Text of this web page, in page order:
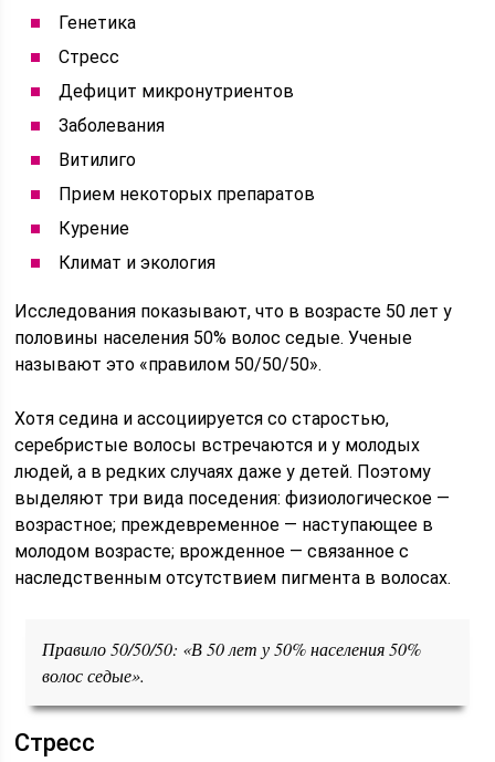
Генетика
Стресс
Дефицит микронутриентов
Заболевания
Витилиго
Прием некоторых препаратов
Курение
Климат и экология
Исследования показывают, что в возрасте 50 лет у
половины населения 50% волос седые. Ученые
называют это «правилом 50/50/50».
Хотя седина и ассоциируется со старостью,
серебристые волосы встречаются и у молодых
людей, а в редких случаях даже у детей. Поэтому
выделяют три вида поседения: физиологическое —
возрастное; преждевременное — наступающее в
молодом возрасте; врожденное — связанное с
наследственным отсутствием пигмента в волосах.
Правило 50/50/50: «В 50 лет у 50% населения 50%
волос седые».
Стресс